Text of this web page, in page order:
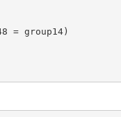
= group14)